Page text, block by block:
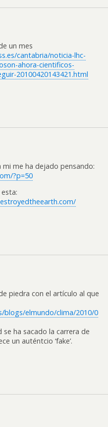
un mes
cantabria/noticia-lhc-
ahora-cientificos-
20100420143421.html
mi me ha dejado pensando:
?p=50
piedra con el artículo al que
blogs/elmundo/clima/2010/0
se ha sacado la carrera de
un auténtcio ‘fake’.